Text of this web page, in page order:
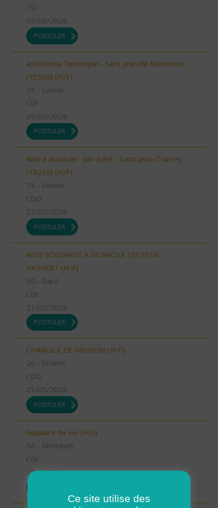
CDI
02/06/2026
POSTULER
Assistante Technique - Saint Jean de Maurienne
(73300) (H/F)
73 - Savoie
CDI
29/05/2026
POSTULER
Aide à domicile - Job d'été - Saint-Jean-D'Arvey
(73230) (H/F)
73 - Savoie
CDD
27/05/2026
POSTULER
AIDE SOIGNANT A DOMICILE SECTEUR
VAUVERT (H/F)
30 - Gard
CDI
21/05/2026
POSTULER
CHARGE.E DE MISSION (H/F)
26 - Drôme
CDD
21/05/2026
POSTULER
Auxiliaire de vie (H/F)
56 - Morbihan
CDI
19/05/2026
Ce site utilise des